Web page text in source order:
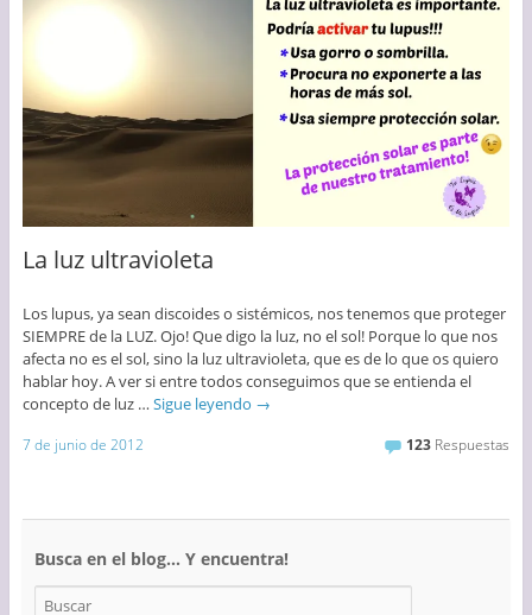
La luz ultravioleta
Los lupus, ya sean discoides o sistémicos, nos tenemos que proteger
SIEMPRE de la LUZ. Ojo! Que digo la luz, no el sol! Porque lo que nos
afecta no es el sol, sino la luz ultravioleta, que es de lo que os quiero
hablar hoy. A ver si entre todos conseguimos que se entienda el
concepto de luz … Sigue leyendo →
7 de junio de 2012 123 Respuestas
Busca en el blog… Y encuentra!